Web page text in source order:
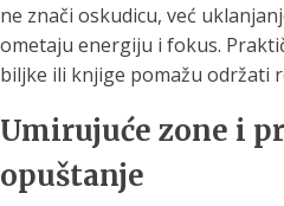
ne znači oskudicu, već
ometaju energiju i fokus.
biljke ili knjige pomažu održati
Umirujuće zone i
opuštanje